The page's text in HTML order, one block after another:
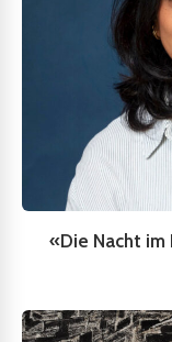
«Die Nacht